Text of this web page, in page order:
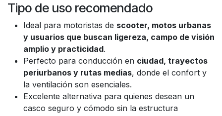
Tipo de uso recomendado
Ideal para motoristas de scooter, motos urbanas
y usuarios que buscan ligereza, campo de visión
amplio y practicidad.
Perfecto para conducción en ciudad, trayectos
periurbanos y rutas medias, donde el confort y
la ventilación son esenciales.
Excelente alternativa para quienes desean un
casco seguro y cómodo sin la estructura